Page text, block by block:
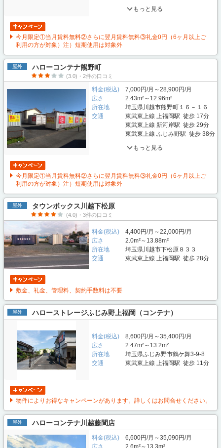
もっと見る
今月限定①当月賃料無料②さらに翌月賃料無料③礼金0円（6ヶ月以上ご
利用の方が対象）注）短期使用は対象外
屋外 ハローコンテナ熊野町
(3.0)・2件の口コミ
料金(税込)
7,000円/月～28,900円/月
広さ
2.43m²～12.96m²
所在地
埼玉県川越市熊野町１６－１６
交通
東武東上線 上福岡駅 徒歩 17分
東武東上線 新河岸駅 徒歩 29分
東武東上線 ふじみ野駅 徒歩 38分
もっと見る
今月限定①当月賃料無料②さらに翌月賃料無料③礼金0円（6ヶ月以上ご
利用の方が対象）注）短期使用は対象外
屋外 タウンボックス川越下松原
(4.0)・3件の口コミ
料金(税込)
4,400円/月～22,000円/月
広さ
2.0m²～13.88m²
所在地
埼玉県川越市下松原８３３
交通
東武東上線 上福岡駅 徒歩 28分
敷金、礼金、管理料、契約手数料は不要
屋外 ハローストレージふじみ野上福岡（コンテナ）
料金(税込)
8,600円/月～35,400円/月
広さ
2.47m²～13.2m²
所在地
埼玉県ふじみ野市鶴ケ舞3-9-8
交通
東武東上線 上福岡駅 徒歩 11分
物件によりお得なキャンペーンがあります。詳しくはお問合せください。
屋外 ハローコンテナ川越藤間店
料金(税込)
6,600円/月～35,090円/月
広さ
2.6m²～13.3m²